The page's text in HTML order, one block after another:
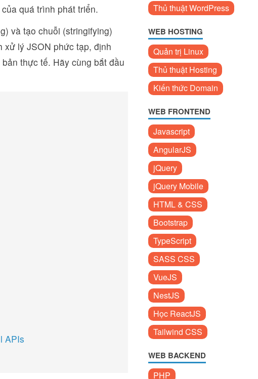
quá trình phát triển.
và tạo chuỗi (stringifying)
xử lý JSON phức tạp, định
thực tế. Hãy cùng bắt đầu
APIs
Thủ thuật WordPress
WEB HOSTING
Quản trị Linux
Thủ thuật Hosting
Kiến thức Domain
WEB FRONTEND
Javascript
AngularJS
jQuery
jQuery Mobile
HTML & CSS
Bootstrap
TypeScript
SASS CSS
VueJS
NestJS
Học ReactJS
Tailwind CSS
WEB BACKEND
PHP